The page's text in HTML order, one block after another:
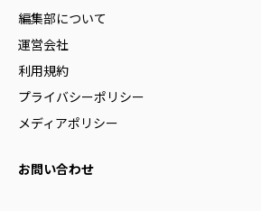
編集部について
運営会社
利用規約
プライバシーポリシー
メディアポリシー
お問い合わせ